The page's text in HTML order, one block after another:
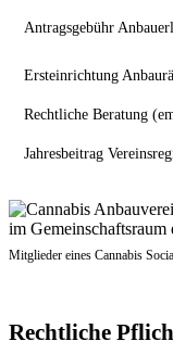
Antragsgebühr
Ersteinrichtung
Rechtliche Beratung
Jahresbeitrag
Mitglieder eines Cannabis
Rechtliche